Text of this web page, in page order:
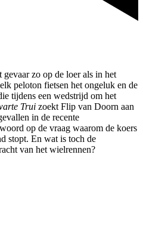
zo op de loer als in het
peloton fietsen het ongeluk en de
tijdens een wedstrijd om het
Trui zoekt Flip van Doorn aan
in de recente
op de vraag waarom de koers
stopt. En wat is toch de
van het wielrennen?